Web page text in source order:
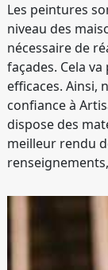
Les peintures
niveau des
nécessaire de
façades. Cela
efficaces. Ainsi,
confiance à
dispose des
meilleur rendu